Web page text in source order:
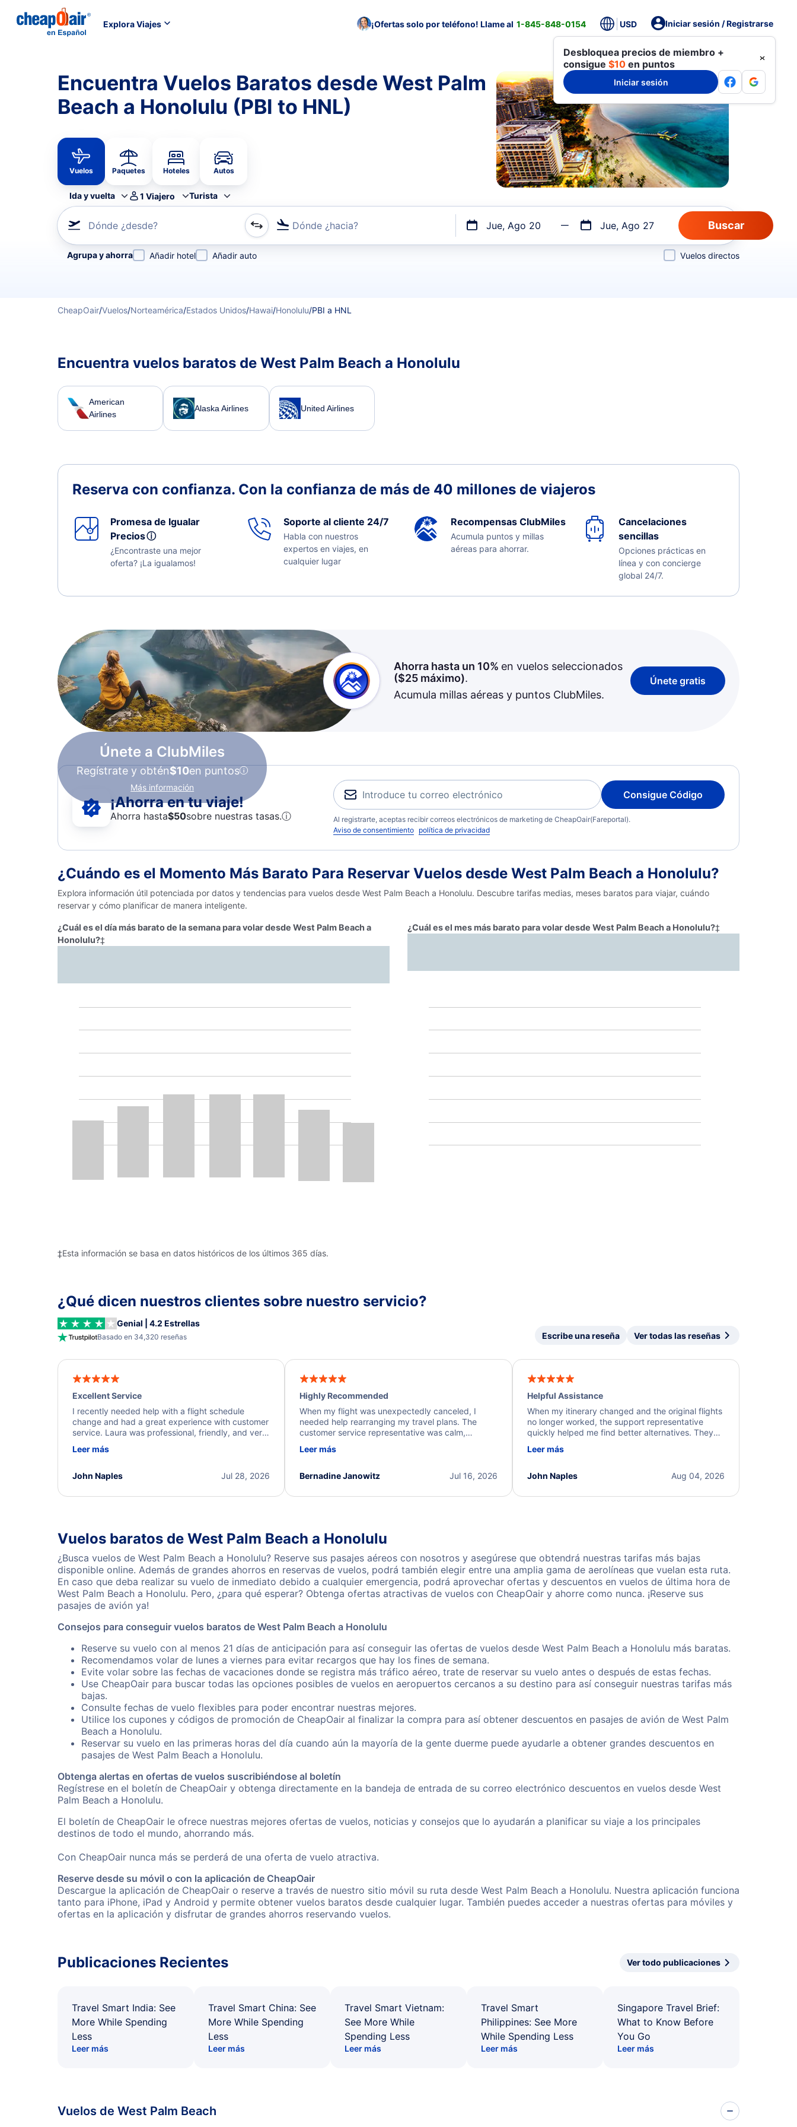
Explora Viajes ¡Ofertas solo por teléfono! Llame al 1-845-848-0154 USD Iniciar sesión / Registrarse
Desbloquea precios de miembro +
consigue $10 en puntos
Iniciar sesión
Encuentra Vuelos Baratos desde West Palm
Beach a Honolulu (PBI to HNL)
Vuelos Paquetes Hoteles Autos
Ida y vuelta 1 Viajero Turista
Dónde ¿desde? Dónde ¿hacia? Jue, Ago 20 Jue, Ago 27
Refina tu búsqueda por aerolínea, por ciudad o aeropuerto o por vuelos directos
Agrupa y ahorra Añadir hotel Añadir auto Vuelos directos
CheapOair/Vuelos/Norteamérica/Estados Unidos/Hawai/Honolulu/PBI a HNL
Encuentra vuelos baratos de West Palm Beach a Honolulu
American
Airlines
Alaska Airlines United Airlines
Reserva con confianza. Con la confianza de más de 40 millones de viajeros
Promesa de Igualar
Preciosⓘ
¿Encontraste una mejor
oferta? ¡La igualamos!
Soporte al cliente 24/7
Habla con nuestros
expertos en viajes, en
cualquier lugar
Recompensas ClubMiles
Acumula puntos y millas
aéreas para ahorrar.
Cancelaciones
sencillas
Opciones prácticas en
línea y con concierge
global 24/7.
Únete a ClubMiles
Regístrate y obtén$10en puntos
Más información
Ahorra hasta un 10% en vuelos seleccionados
($25máximo).
Acumula millas aéreas y puntos ClubMiles.
Únete gratis
¡Ahorra en tu viaje!
Ahorra hasta$50sobre nuestras tasas.ⓘ
Consigue Código
Al registrarte, aceptas recibir correos electrónicos de marketing de CheapOair(Fareportal).
Aviso de consentimiento política de privacidad
¿Cuándo es el Momento Más Barato Para Reservar Vuelos desde West Palm Beach a Honolulu?
Explora información útil potenciada por datos y tendencias para vuelos desde West Palm Beach a Honolulu. Descubre tarifas medias, meses baratos para viajar, cuándo
reservar y cómo planificar de manera inteligente.
¿Cuál es el día más barato de la semana para volar desde West Palm Beach a
Honolulu?‡
¿Cuál es el mes más barato para volar desde West Palm Beach a Honolulu?‡
‡Esta información se basa en datos históricos de los últimos 365 días.
¿Qué dicen nuestros clientes sobre nuestro servicio?
Genial | 4.2 Estrellas
Basado en 34,320 reseñas Escribe una reseña Ver todas las reseñas
Excellent Service
I recently needed help with a flight schedule
change and had a great experience with customer
service. Laura was professional, friendly, and very
a solution and kept me informed of the next steps.
Leer más
Jul 28, 2026
John Naples
Highly Recommended
When my flight was unexpectedly canceled, I
needed help rearranging my travel plans. The
customer service representative was calm,
process. They quickly found alternative flight
I truly appreciate the excellent support and
Leer más
Jul 16, 2026
Bernadine Janowitz
Helpful Assistance
When my itinerary changed and the original flights
no longer worked, the support representative
quickly helped me find better alternatives. They
beyond to resolve the issue. I'm grateful for the
Leer más
Aug 04, 2026
John Naples
Vuelos baratos de West Palm Beach a Honolulu
¿Busca vuelos de West Palm Beach a Honolulu? Reserve sus pasajes aéreos con nosotros y asegúrese que obtendrá nuestras tarifas más bajas
disponible online. Además de grandes ahorros en reservas de vuelos, podrá también elegir entre una amplia gama de aerolíneas que vuelan esta ruta.
En caso que deba realizar su vuelo de inmediato debido a cualquier emergencia, podrá aprovechar ofertas y descuentos en vuelos de última hora de
West Palm Beach a Honolulu. Pero, ¿para qué esperar? Obtenga ofertas atractivas de vuelos con CheapOair y ahorre como nunca. ¡Reserve sus
pasajes de avión ya!
Consejos para conseguir vuelos baratos de West Palm Beach a Honolulu
Reserve su vuelo con al menos 21 días de anticipación para así conseguir las ofertas de vuelos desde West Palm Beach a Honolulu más baratas.
Recomendamos volar de lunes a viernes para evitar recargos que hay los fines de semana.
Evite volar sobre las fechas de vacaciones donde se registra más tráfico aéreo, trate de reservar su vuelo antes o después de estas fechas.
Use CheapOair para buscar todas las opciones posibles de vuelos en aeropuertos cercanos a su destino para así conseguir nuestras tarifas más
bajas.
Consulte fechas de vuelo flexibles para poder encontrar nuestras mejores.
Utilice los cupones y códigos de promoción de CheapOair al finalizar la compra para así obtener descuentos en pasajes de avión de West Palm
Beach a Honolulu.
Reservar su vuelo en las primeras horas del día cuando aún la mayoría de la gente duerme puede ayudarle a obtener grandes descuentos en
pasajes de West Palm Beach a Honolulu.
Obtenga alertas en ofertas de vuelos suscribiéndose al boletín
Regístrese en el boletín de CheapOair y obtenga directamente en la bandeja de entrada de su correo electrónico descuentos en vuelos desde West
Palm Beach a Honolulu.
El boletín de CheapOair le ofrece nuestras mejores ofertas de vuelos, noticias y consejos que lo ayudarán a planificar su viaje a los principales
destinos de todo el mundo, ahorrando más.
Con CheapOair nunca más se perderá de una oferta de vuelo atractiva.
Reserve desde su móvil o con la aplicación de CheapOair
Descargue la aplicación de CheapOair o reserve a través de nuestro sitio móvil su ruta desde West Palm Beach a Honolulu. Nuestra aplicación funciona
tanto para iPhone, iPad y Android y permite obtener vuelos baratos desde cualquier lugar. También puedes acceder a nuestras ofertas para móviles y
ofertas en la aplicación y disfrutar de grandes ahorros reservando vuelos.
Publicaciones Recientes Ver todo publicaciones
Travel Smart India: See
More While Spending
Less
Leer más
Travel Smart China: See
More While Spending
Less
Leer más
Travel Smart Vietnam:
See More While
Spending Less
Leer más
Travel Smart
Philippines: See More
While Spending Less
Leer más
Singapore Travel Brief:
What to Know Before
You Go
Leer más
Vuelos de West Palm Beach